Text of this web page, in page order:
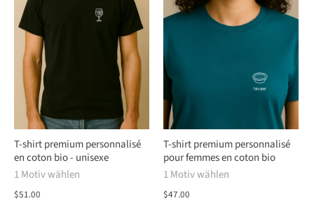
T-shirt premium personnalisé
en coton bio - unisexe
1 Motiv wählen
$51.00
T-shirt premium personnalisé
pour femmes en coton bio
1 Motiv wählen
$47.00